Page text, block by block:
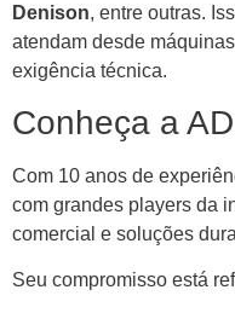
Denison, entre outras.
atendam desde
exigência técnica.
Conheça a
Com 10 anos de
com grandes players da
comercial e soluções
Seu compromisso está